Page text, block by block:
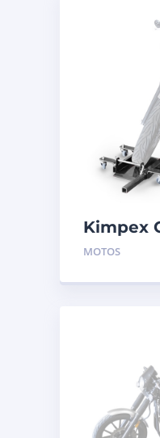
Kimpex
avant
MOTOS